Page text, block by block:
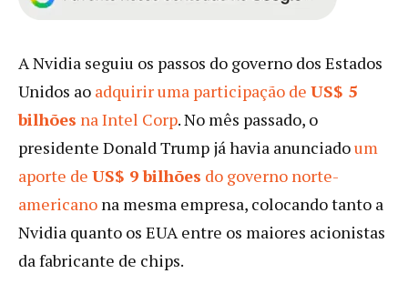
A Nvidia seguiu os passos do governo dos Estados
Unidos ao adquirir uma participação de US$ 5
bilhões na Intel Corp. No mês passado, o
presidente Donald Trump já havia anunciadoum
aporte de US$ 9 bilhões do governo norte-
americano na mesma empresa, colocando tanto a
Nvidia quanto os EUA entre os maiores acionistas
da fabricante de chips.